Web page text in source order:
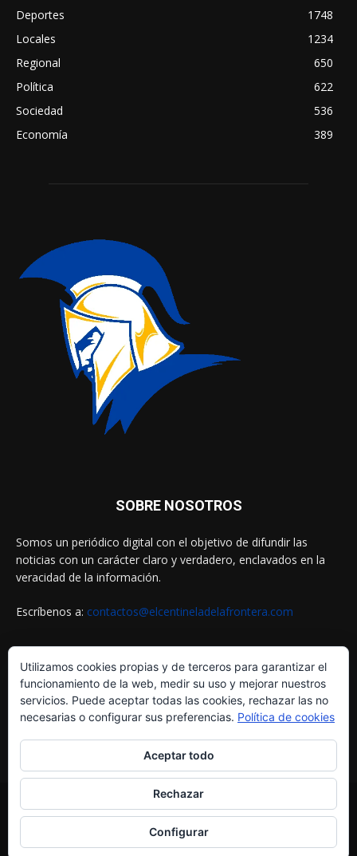
Deportes
1748
Locales
1234
Regional
650
Política
622
Sociedad
536
Economía
389
SOBRE NOSOTROS
Somos un periódico digital con el objetivo de difundir las
noticias con un carácter claro y verdadero, enclavados en la
veracidad de la información.
Escríbenos a: contactos@elcentineladelafrontera.com
SIGUENOS EN
© ELCENTINELADELAFRONTERA.COM byMultiServicios Helena
Aviso Legal
Política de Cookies
Política de Privacidad
Contactos
Utilizamos cookies propias y de terceros para garantizar el
funcionamiento de la web, medir su uso y mejorar nuestros
servicios. Puede aceptar todas las cookies, rechazar las no
necesarias o configurar sus preferencias. Política de cookies
Aceptar todo
Rechazar
Configurar